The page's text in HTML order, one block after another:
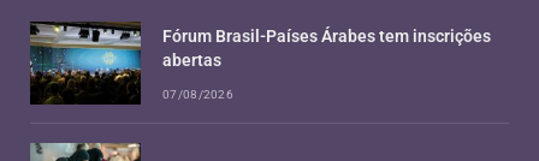
Fórum Brasil-Países Árabes tem inscrições
abertas
07/08/2026